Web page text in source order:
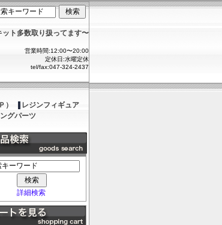
ト多数取り扱ってます〜
営業時間:12:00〜20:00
定休日:水曜定休
tel/fax:047-324-2437
）
レジンフィギュア
グパーツ
詳細検索